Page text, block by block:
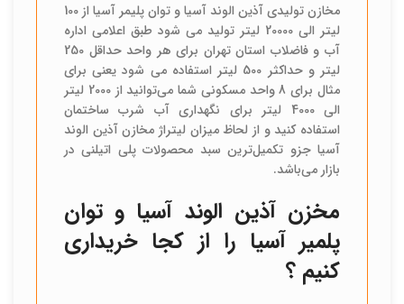
مخازن تولیدی آذین الوند آسیا و توان پلیمر آسیا از 100
لیتر الی 20000 لیتر تولید می شود طبق اعلامی اداره
آب و فاضلاب استان تهران برای هر واحد حداقل 250
لیتر و حداکثر 500 لیتر استفاده می شود یعنی برای
مثال برای 8 واحد مسکونی شما می‌توانید از 2000 لیتر
الی 4000 لیتر برای نگهداری آب شرب ساختمان
استفاده کنید و از لحاظ میزان لیتراژ مخازن آذین الوند
آسیا جزو تکمیل‌ترین سبد محصولات پلی اتیلنی در
بازار می‌باشد.
مخزن آذین الوند آسیا و توان
پلمیر آسیا را از کجا خریداری
کنیم ؟